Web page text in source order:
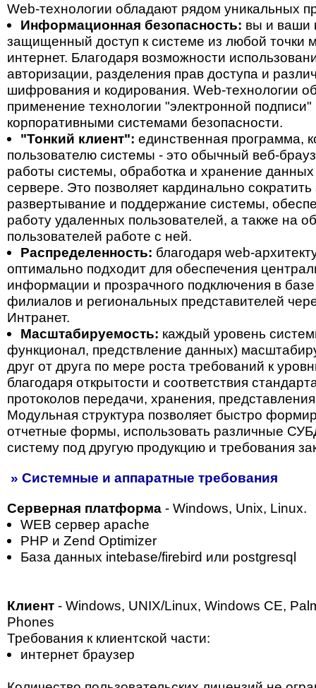
Web-технологии обладают рядом уникальных
Информационная безопасность: вы и ваши
защищенный доступ к системе из любой точки
интернет. Благодаря возможности
авторизации, разделения прав доступа и
шифрования и кодирования. Web-технологии
применение технологии "электронной
корпоративными системами безопасности.
"Тонкий клиент": единственная программа,
пользователю системы - это обычный веб-
работы системы, обработка и хранение
сервере. Это позволяет кардинально
развертывание и поддержание системы,
работу удаленных пользователей, а также на
пользователей работе с ней.
Распределенность: благодаря web-
оптимально подходит для обеспечения
информации и прозрачного подключения в
филиалов и региональных представителей
Интранет.
Масштабируемость: каждый уровень
функционал, предствление данных)
друг от друга по мере роста требований к
благодаря открытости и соответствия
протоколов передачи, хранения,
Модульная структура позволяет быстро
отчетные формы, использовать различные
систему под другую продукцию и требования
» Системные и аппаратные требования
Серверная платформа - Windows, Unix, Linux.
WEB сервер apaсhe
PHP и Zend Optimizer
База данных intebase/firebird или postgresql
Клиент - Windows, UNIX/Linux, Windows CE,
Phones
Требования к клиентской части:
интернет браузер